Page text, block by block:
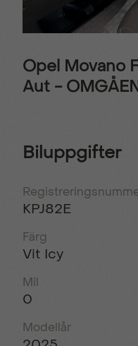
Opel Movano
Aut -
Biluppgifter
KPJ82E
Färg
Vit Icy
Mil
0
Modellår